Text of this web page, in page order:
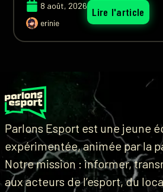
8 août, 2026
erinie
Lire l'article
Parlons Esport est une jeune
expérimentée, animée par la
Notre mission : informer,
aux acteurs de l’esport, du